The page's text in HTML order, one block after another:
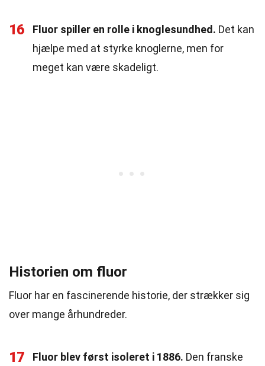
16 Fluor spiller en rolle i knoglesundhed. Det kan
hjælpe med at styrke knoglerne, men for
meget kan være skadeligt.
Historien om fluor
Fluor har en fascinerende historie, der strækker sig
over mange århundreder.
17 Fluor blev først isoleret i 1886. Den franske